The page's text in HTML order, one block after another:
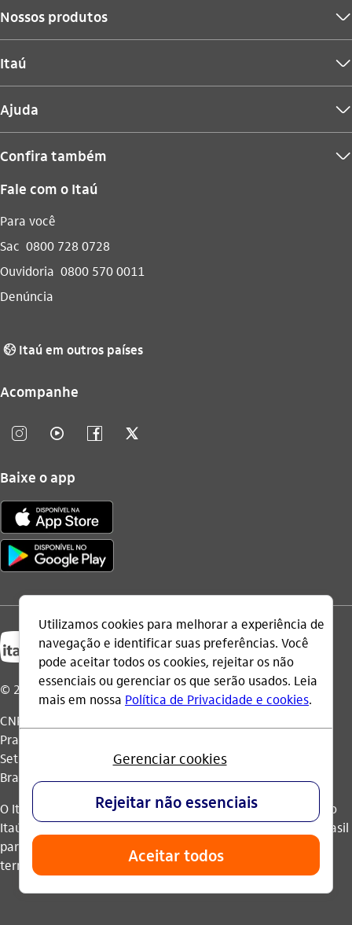
Nossos produtos seta_baixo
Itaú seta_baixo
Ajuda seta_baixo
Confira também seta_baixo
Fale com o Itaú
Para você
Sac 0800 728 0728
Ouvidoria 0800 570 0011
Denúncia
globo_outline Itaú em outros países
Acompanhe
instagram_outline video_outline facebook_outline twitter_outline
Baixe o app
© 2026 Itaú Unibanco Holding S.A.
CNPJ: 60.872.504/0001-23
Praça Alfredo Egydio de Souza Aranha, 100, Torre Olavo
Setubal, Parque Jabaquara - CEP 04344-902 - São Paulo -
Brasil.
O Itaú Unibanco Holding S.A. é integrante do Conglomerado
Itaú Unibanco e possui autorização do Banco Central do Brasil
para operar como banco múltiplo e realizar operações nos
termos da legislação vigente.